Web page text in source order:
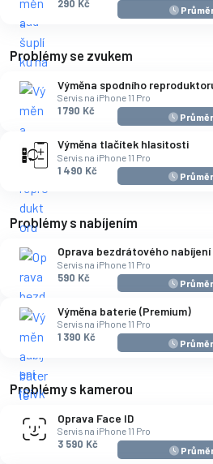
290 Kč
Problémy se zvukem
Výměna spodního
Servis na iPhone 11 Pro
1 790 Kč
Výměna tlačítek hlasitosti
Servis na iPhone 11 Pro
1 490 Kč
Problémy s nabíjením
Oprava bezdrátového nabíjení
Servis na iPhone 11 Pro
590 Kč
Výměna baterie (Premium)
Servis na iPhone 11 Pro
1 390 Kč
Problémy s kamerou
Oprava Face ID
Servis na iPhone 11 Pro
3 590 Kč